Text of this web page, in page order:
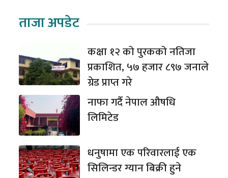
ताजा अपडेट
कक्षा १२ को पुरकको नतिजा
प्रकाशित, ५७ हजार ८९७ जनाले
ग्रेड प्राप्त गरे
नाफा गर्दै नेपाल औषधि
लिमिटेड
धनुषामा एक परिवारलाई एक
सिलिन्डर ग्यान बिक्री हुने